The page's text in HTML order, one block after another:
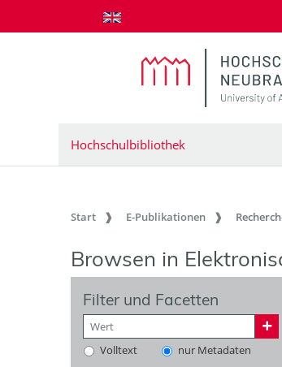
zum Inhalt springen
Hochschulbibliothek
Start E-Publikationen
Browsen in
Filter und Facetten
Volltext
nur Metadaten